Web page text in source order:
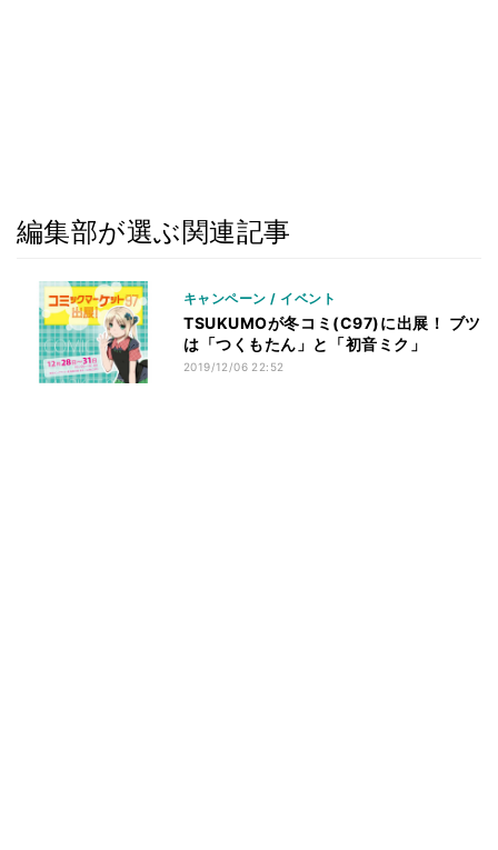
編集部が選ぶ関連記事
キャンペーン / イベント
TSUKUMOが冬コミ(C97)に出展！ ブツ
は「つくもたん」と「初音ミク」
2019/12/06 22:52